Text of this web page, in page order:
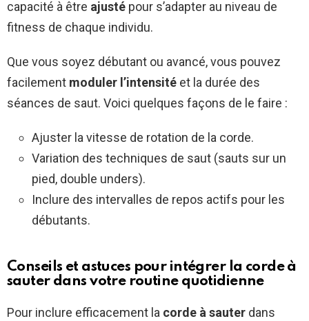
capacité à être ajusté pour s’adapter au niveau de
fitness de chaque individu.
Que vous soyez débutant ou avancé, vous pouvez
facilement moduler l’intensité et la durée des
séances de saut. Voici quelques façons de le faire :
Ajuster la vitesse de rotation de la corde.
Variation des techniques de saut (sauts sur un
pied, double unders).
Inclure des intervalles de repos actifs pour les
débutants.
Conseils et astuces pour intégrer la corde à
sauter dans votre routine quotidienne
Pour inclure efficacement la corde à sauter dans